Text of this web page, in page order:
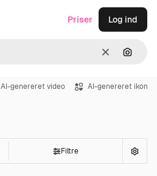
Klar Søg
Priser Log ind
AI-genereret video AI-genereret ikon
Filtre